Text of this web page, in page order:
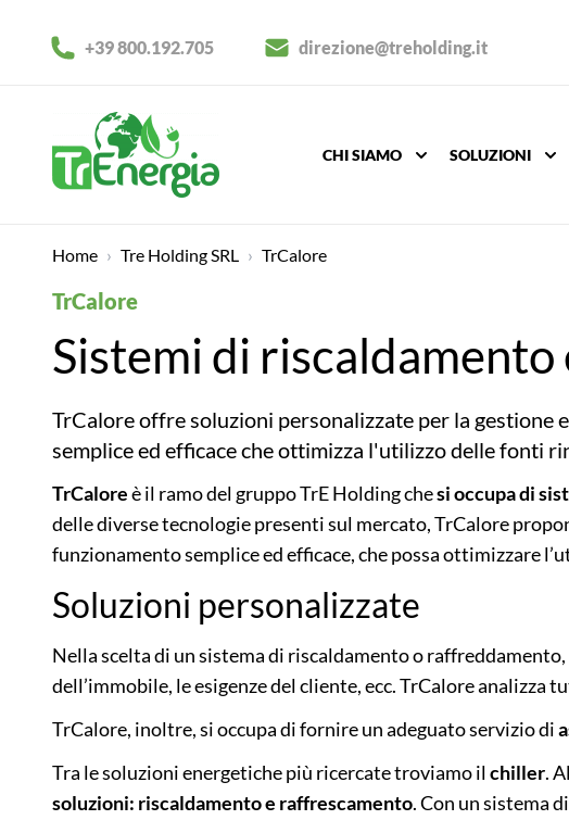
+39 800.192.705 direzione@treholding.it
CHI SIAMO
TRSOLARE
SOLUZIONI
SOLARE
Home › Tre Holding SRL › TrCalore
TrCalore
Sistemi di
TrCalore offre soluzioni personalizzate per la
semplice ed efficace che ottimizza l'utilizzo delle fonti
TrCaloreè il ramo del gruppo TrE Holding chesi occupa di
delle diverse tecnologie presenti sul mercato, TrCalore
funzionamento semplice ed efficace, che possa ottimizzare
Soluzioni personalizzate
Nella scelta di un sistema di riscaldamento o
dell’immobile, le esigenze del cliente, ecc. TrCalore
TrCalore, inoltre, si occupa di fornire un adeguato servizio di
Tra le soluzioni energetiche più ricercate troviamo ilchiller.
soluzioni: riscaldamento e raffrescamento. Con un sistema